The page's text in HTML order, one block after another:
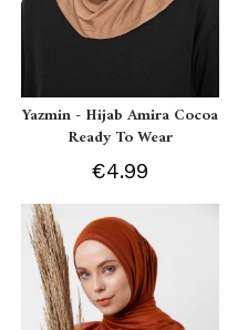
Yazmin - Hijab Amira Cocoa
Ready To Wear
€4.99